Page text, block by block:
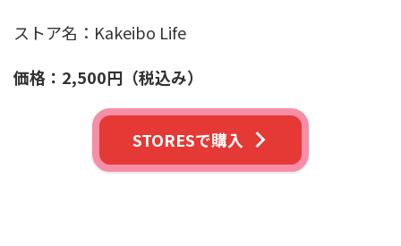
ストア名：Kakeibo Life
価格：2,500円（税込み）
STORESで購入